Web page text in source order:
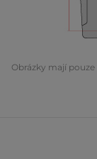
Obrázky mají